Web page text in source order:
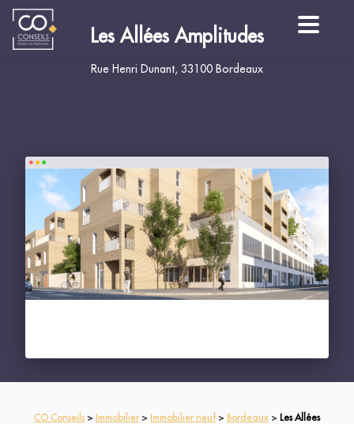
Les Allées Amplitudes
Rue Henri Dunant, 33100 Bordeaux
CO Conseils > Immobilier> Immobilier neuf > Bordeaux > Les Allées